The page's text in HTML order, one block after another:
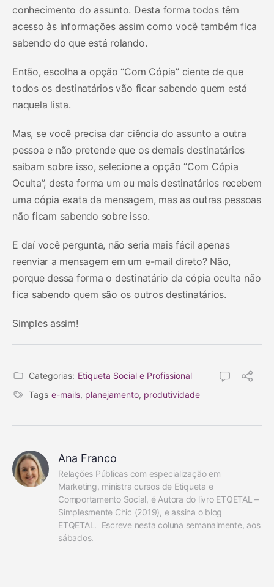
conhecimento do assunto. Desta forma todos têm
acesso às informações assim como você também fica
sabendo do que está rolando.
Então, escolha a opção “Com Cópia” ciente de que
todos os destinatários vão ficar sabendo quem está
naquela lista.
Mas, se você precisa dar ciência do assunto a outra
pessoa e não pretende que os demais destinatários
saibam sobre isso, selecione a opção “Com Cópia
Oculta”, desta forma um ou mais destinatários recebem
uma cópia exata da mensagem, mas as outras pessoas
não ficam sabendo sobre isso.
E daí você pergunta, não seria mais fácil apenas
reenviar a mensagem em um e-mail direto? Não,
porque dessa forma o destinatário da cópia oculta não
fica sabendo quem são os outros destinatários.
Simples assim!
Categorias: Etiqueta Social e Profissional
Tags e-mails, planejamento, produtividade
Ana Franco
Relações Públicas com especialização em
Marketing, ministra cursos de Etiqueta e
Comportamento Social, é Autora do livro ETQETAL –
Simplesmente Chic (2019), e assina o blog
ETQETAL.  Escreve nesta coluna semanalmente, aos
sábados.